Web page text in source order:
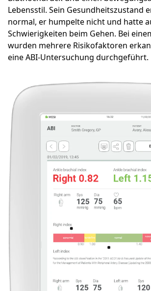
Lebensstil. Sein Gesundheitszustand
normal, er humpelte nicht und hatte
Schwierigkeiten beim Gehen. Bei
wurden mehrere Risikofaktoren
eine ABI-Untersuchung durchgeführt.